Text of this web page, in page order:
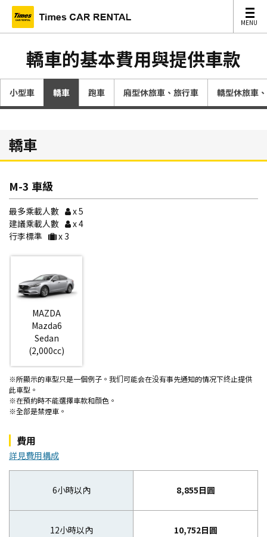
MENU
MENU
轎車的基本費用與提供車款
小型車 轎車 跑車 廂型休旅車、旅行車 轎型休旅車
轎車
M-3 車級
最多乘載人數
x 5
建議乘載人數
x 4
行李標準
x 3
MAZDA
Mazda6
Sedan
(2,000cc)
※所顯示的車型只是一個例子。我们可能会在没有事先通知的情况下终止提供
此車型。
※在預約時不能選擇車款和顔色。
※全部是禁煙車。
費用
詳見費用構成
6小時以內
12小時以內
8,855日圓
10,752日圓